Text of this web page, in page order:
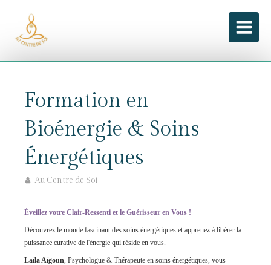
Formation en
Bioénergie & Soins
Énergétiques
Au Centre de Soi
Éveillez votre Clair-Ressenti et le Guérisseur en Vous !
Découvrez le monde fascinant des soins énergétiques et apprenez à libérer la
puissance curative de l'énergie qui réside en vous.
Laïla Aïgoun, Psychologue & Thérapeute en soins énergétiques, vous